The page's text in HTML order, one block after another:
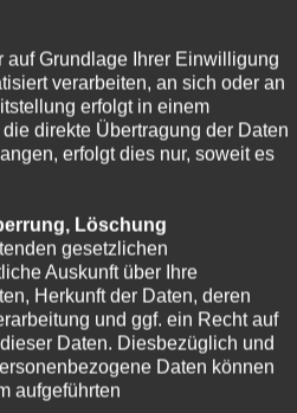
auf Grundlage Ihrer Einwilligung
verarbeiten, an sich oder an
erfolgt in einem
direkte Übertragung der Daten
erfolgt dies nur, soweit es
Löschung
gesetzlichen
Auskunft über Ihre
Herkunft der Daten, deren
und ggf. ein Recht auf
Daten. Diesbezüglich und
Daten können
aufgeführten